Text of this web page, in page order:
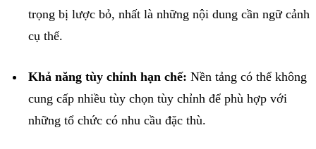
trọng bị lược bỏ, nhất là những nội dung cần ngữ cảnh
cụ thể.
Khả năng tùy chỉnh hạn chế: Nền tảng có thể không
cung cấp nhiều tùy chọn tùy chỉnh để phù hợp với
những tổ chức có nhu cầu đặc thù.